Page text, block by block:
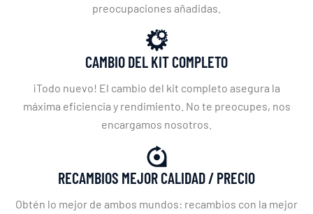
preocupaciones añadidas.
CAMBIO DEL KIT COMPLETO
¡Todo nuevo! El cambio del kit completo asegura la
máxima eficiencia y rendimiento. No te preocupes, nos
encargamos nosotros.
RECAMBIOS MEJOR CALIDAD / PRECIO
Obtén lo mejor de ambos mundos: recambios con la mejor